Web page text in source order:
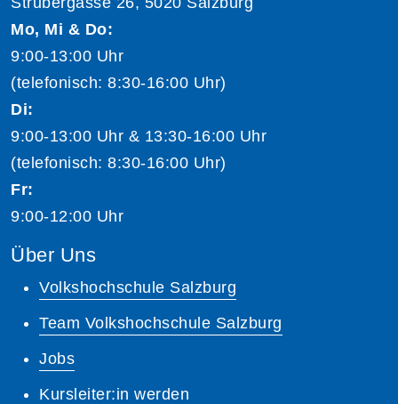
Mo, Mi & Do:
9:00-13:00 Uhr
(telefonisch: 8:30-16:00 Uhr)
Di:
9:00-13:00 Uhr & 13:30-16:00 Uhr
(telefonisch: 8:30-16:00 Uhr)
Fr:
9:00-12:00 Uhr
Über Uns
Volkshochschule Salzburg
Team Volkshochschule Salzburg
Jobs
Kursleiter:in werden